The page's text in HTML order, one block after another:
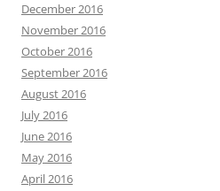
December 2016
November 2016
October 2016
September 2016
August 2016
July 2016
June 2016
May 2016
April 2016